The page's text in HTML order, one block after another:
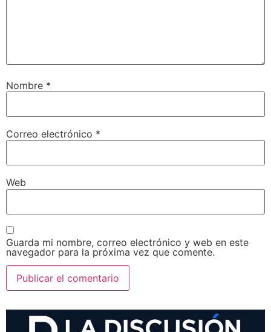
Nombre *
Correo electrónico *
Web
Guarda mi nombre, correo electrónico y web en este
navegador para la próxima vez que comente.